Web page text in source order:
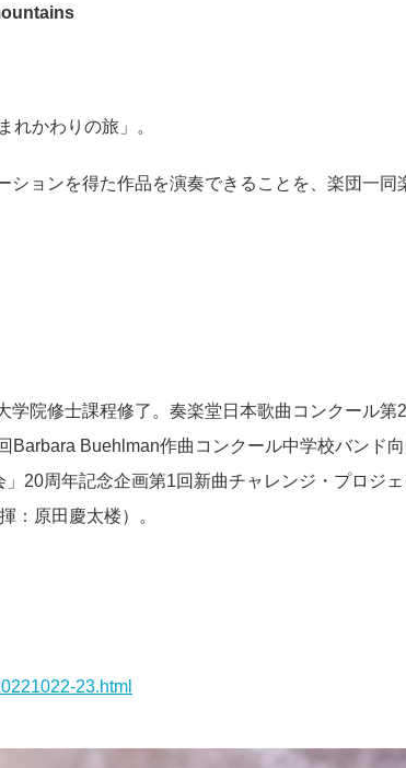
れかわりの旅」。
ョンを得た作品を演奏できることを、楽団一同
院修士課程修了。奏楽堂日本歌曲コンクール第
Barbara Buehlman作曲コンクール中学校バンド
20周年記念企画第1回新曲チャレンジ・プロジ
：原田慶太楼）。
23.html